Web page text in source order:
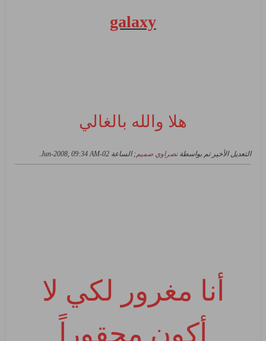
galaxy
هلا والله بالغالي
التعديل الأخير تم بواسطةنصراوي صميم; الساعة 02-Jun-2008, 09:34 AM
.
أنا مغرور لكي لا
أكون محقوراً